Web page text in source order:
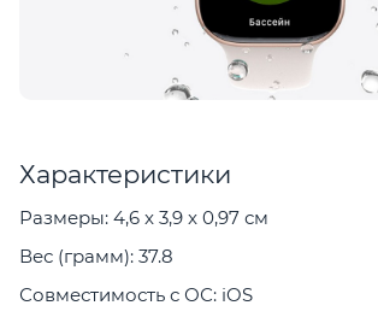
Характеристики
Размеры: 4,6 x 3,9 x 0,97 см
Вес (грамм): 37.8
Совместимость с ОС: iOS